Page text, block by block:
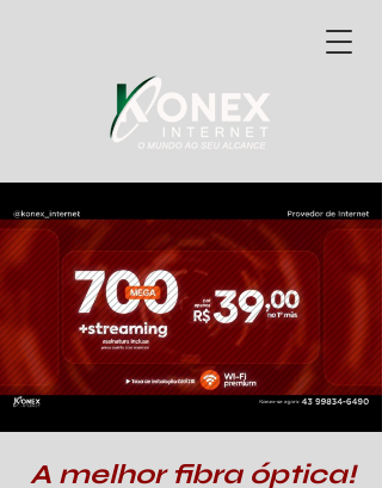
A melhor fibra óptica!